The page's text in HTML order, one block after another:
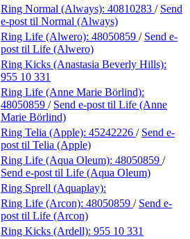
Ring Normal (Always): 40810283 / Send
e-post til Normal (Always)
Ring Life (Alwero): 48050859 / Send e-
post til Life (Alwero)
Ring Kicks (Anastasia Beverly Hills):
955 10 331
Ring Life (Anne Marie Börlind):
48050859 / Send e-post til Life (Anne
Marie Börlind)
Ring Telia (Apple): 45242226 / Send e-
post til Telia (Apple)
Ring Life (Aqua Oleum): 48050859 /
Send e-post til Life (Aqua Oleum)
Ring Sprell (Aquaplay):
Ring Life (Arcon): 48050859 / Send e-
post til Life (Arcon)
Ring Kicks (Ardell): 955 10 331